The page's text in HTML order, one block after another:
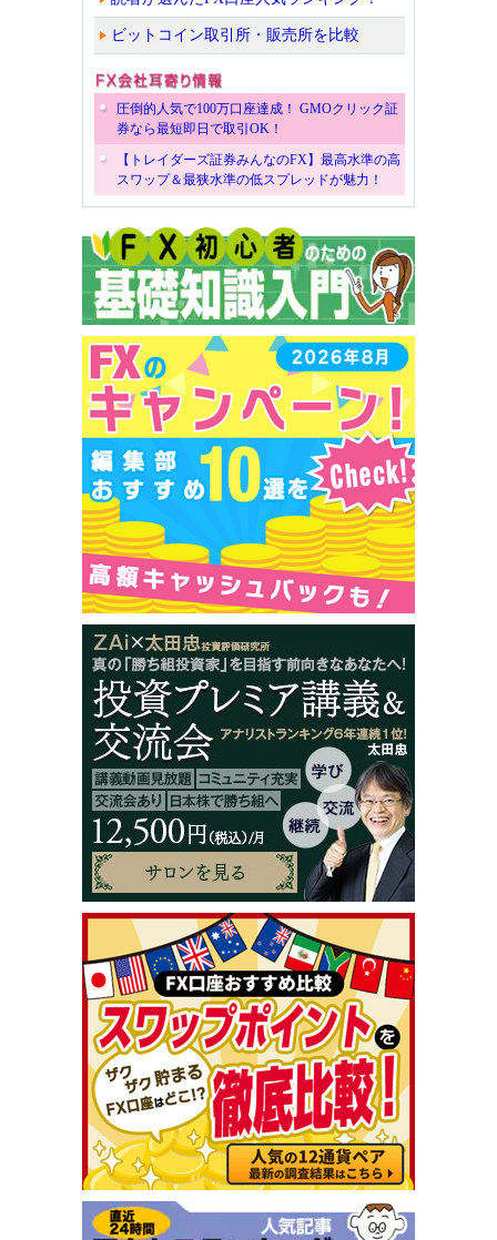
ビットコイン取引所・販売所を比較
圧倒的人気で100万口座達成！ GMOクリック証
券なら最短即日で取引OK！
【トレイダーズ証券みんなのFX】最高水準の高
スワップ＆最狭水準の低スプレッドが魅力！